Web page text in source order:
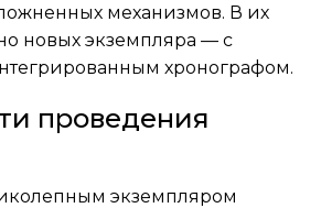
механизмов. В их
новых экземпляра — с
хронографом.
проведения
экземпляром